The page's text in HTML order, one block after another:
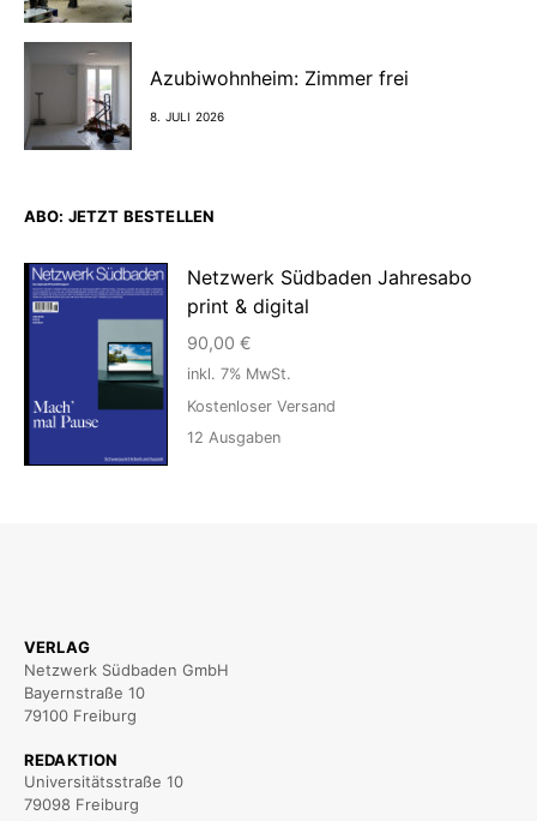
Azubiwohnheim: Zimmer frei
8. JULI 2026
ABO: JETZT BESTELLEN
Netzwerk Südbaden Jahresabo
print & digital
90,00 €
inkl. 7% MwSt.
Kostenloser Versand
12 Ausgaben
VERLAG
Netzwerk Südbaden GmbH
Bayernstraße 10
79100 Freiburg
REDAKTION
Universitätsstraße 10
79098 Freiburg